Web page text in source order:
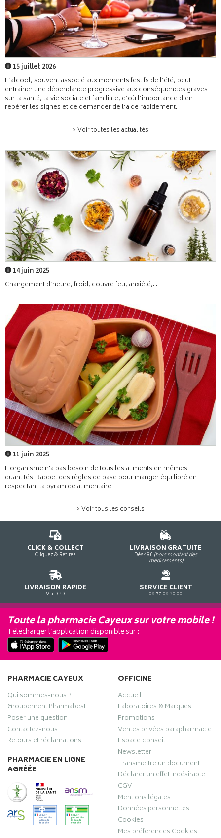
15 juillet 2026
L’alcool, souvent associé aux moments festifs de l’été, peut
entraîner une dépendance progressive aux conséquences graves
sur la santé, la vie sociale et familiale, d’où l’importance d’en
repérer les signes et de demander de l’aide rapidement.
> Voir toutes les actualités
14 juin 2025
Changement d’heure, froid, couvre feu, anxiété,...
11 juin 2025
L'organisme n'a pas besoin de tous les aliments en mêmes
quantités. Rappel des règles de base pour manger équilibré en
respectant la pyramide alimentaire.
> Voir tous les conseils
CLICK & COLLECT
Cliquez & Retirez
LIVRAISON GRATUITE
Dès 49€ (hors montant des
médicaments)
LIVRAISON RAPIDE
Via DPD
SERVICE CLIENT
09 72 09 30 00
Toute la pharmacie Cayeux sur votre mobile !
Télécharger l’application disponible sur :
PHARMACIE CAYEUX
Qui sommes-nous ?
Groupement Pharmabest
Poser une question
Contactez-nous
Retours et réclamations
PHARMACIE EN LIGNE
AGRÉÉE
OFFICINE
Accueil
Laboratoires & Marques
Promotions
Ventes privées parapharmacie
Espace conseil
Newsletter
Transmettre un document
Déclarer un effet indésirable
CGV
Mentions légales
Données personnelles
Cookies
Mes préférences Cookies